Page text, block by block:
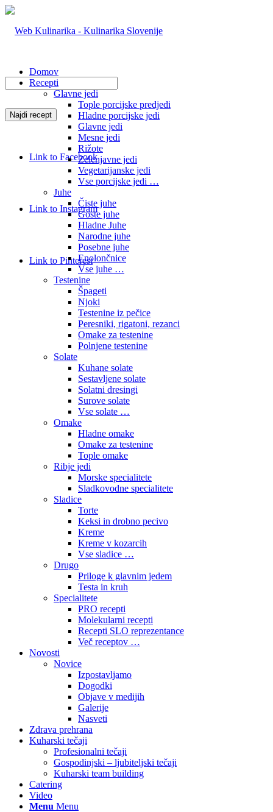
Link to Facebook
Link to Instagram
Link to Pinterest
Domov
Recepti
Glavne jedi
Tople porcijske predjedi
Hladne porcijske jedi
Glavne jedi
Mesne jedi
Rižote
Zelenjavne jedi
Vegetarijanske jedi
Vse porcijske jedi …
Juhe
Čiste juhe
Goste juhe
Hladne Juhe
Narodne juhe
Posebne juhe
Enolončnice
Vse juhe …
Testenine
Špageti
Njoki
Testenine iz pečice
Peresniki, rigatoni, rezanci
Omake za testenine
Polnjene testenine
Solate
Kuhane solate
Sestavljene solate
Solatni dresingi
Surove solate
Vse solate …
Omake
Hladne omake
Omake za testenine
Tople omake
Ribje jedi
Morske specialitete
Sladkovodne specialitete
Sladice
Torte
Keksi in drobno pecivo
Kreme
Kreme v kozarcih
Vse sladice …
Drugo
Priloge k glavnim jedem
Testa in kruh
Specialitete
PRO recepti
Molekularni recepti
Recepti SLO reprezentance
Več receptov …
Novosti
Novice
Izpostavljamo
Dogodki
Objave v medijih
Galerije
Nasveti
Zdrava prehrana
Kuharski tečaji
Profesionalni tečaji
Gospodinjski – ljubiteljski tečaji
Kuharski team building
Catering
Video
Menu Menu